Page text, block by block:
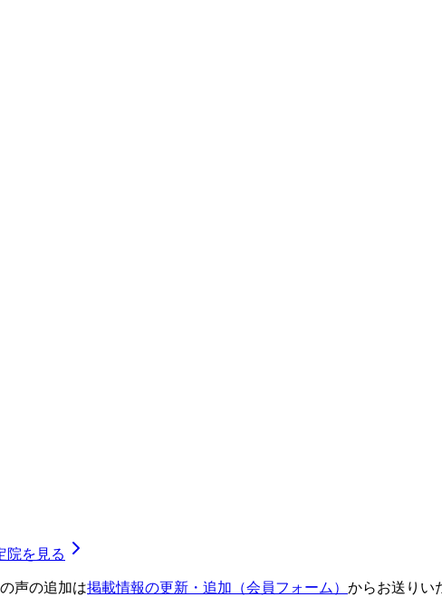
院を見る
声の追加は掲載情報の更新・追加（会員フォーム） からお送りい